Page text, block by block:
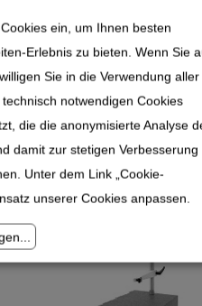
x 200 mm DIN876/00
x 250 mm DIN876/0
ein, um Ihnen besten
Erlebnis zu bieten. Wenn Sie
Sie in die Verwendung aller
notwendigen Cookies
die die anonymisierte Analyse
damit zur stetigen Verbesserung
Unter dem Link „Cookie-
unserer Cookies anpassen.